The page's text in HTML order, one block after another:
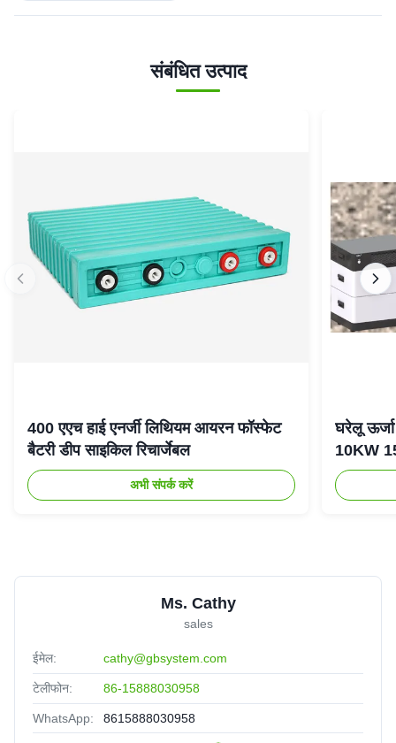
संबंधित उत्पाद
400 एएच हाई एनर्जी लिथियम आयरन फॉस्फेट
बैटरी डीप साइकिल रिचार्जेबल
अभी संपर्क करें
घरेलू
10KW
Ms. Cathy
sales
ईमेल: cathy@gbsystem.com
टेलीफोन: 86-15888030958
WhatsApp: 8615888030958